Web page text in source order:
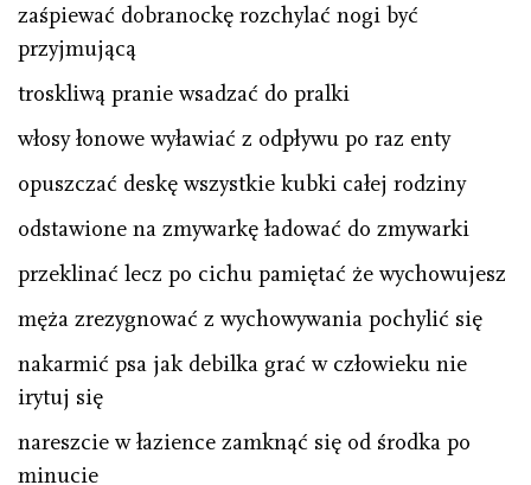
zaśpiewać dobranockę rozchylać nogi być
przyjmującą
troskliwą pranie wsadzać do pralki
włosy łonowe wyławiać z odpływu po raz enty
opuszczać deskę wszystkie kubki całej rodziny
odstawione na zmywarkę ładować do zmywarki
przeklinać lecz po cichu pamiętać że wychowujesz
męża zrezygnować z wychowywania pochylić się
nakarmić psa jak debilka grać w człowieku nie
irytuj się
nareszcie w łazience zamknąć się od środka po
minucie